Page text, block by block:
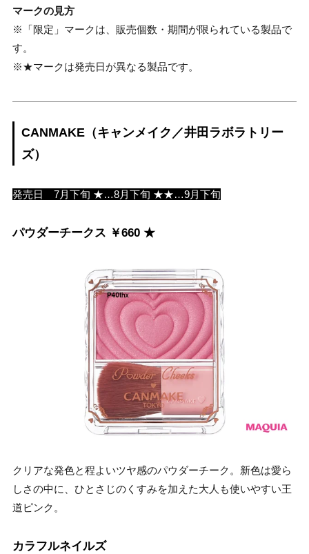
マークの見方
※「限定」マークは、販売個数・期間が限られている製品で
す。
※★マークは発売日が異なる製品です。
CANMAKE（キャンメイク／井田ラボラトリー
ズ）
発売日 7月下旬 ★…8月下旬 ★★…9月下旬
パウダーチークス ￥660 ★
クリアな発色と程よいツヤ感のパウダーチーク。新色は愛ら
しさの中に、ひとさじのくすみを加えた大人も使いやすい王
道ピンク。
カラフルネイルズ